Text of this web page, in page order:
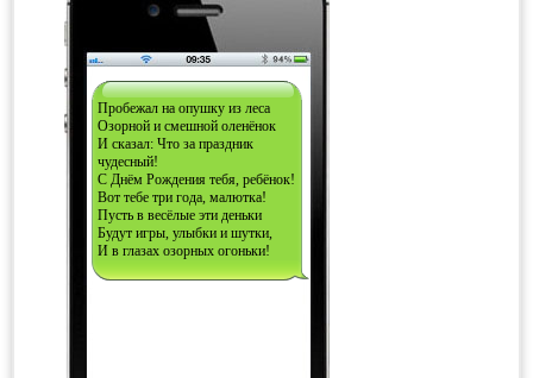
Пробежал на опушку из леса
Озорной и смешной оленёнок
И сказал: Что за праздник
чудесный!
С Днём Рождения тебя, ребёнок!
Вот тебе три года, малютка!
Пусть в весёлые эти деньки
Будут игры, улыбки и шутки,
И в глазах озорных огоньки!